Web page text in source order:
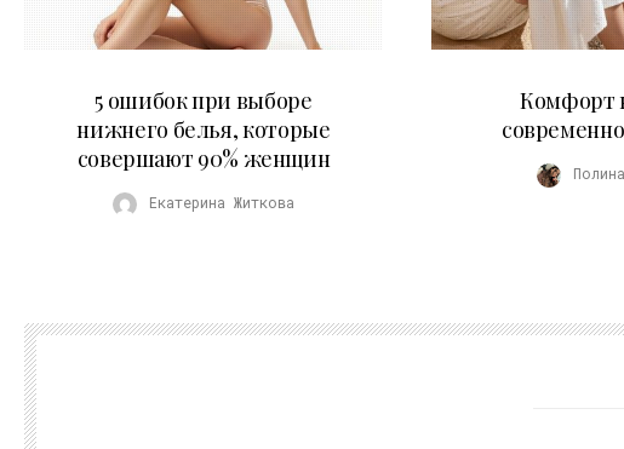
5 ошибок при выборе
нижнего белья, которые
совершают 90% женщин
Екатерина Житкова
Комфорт